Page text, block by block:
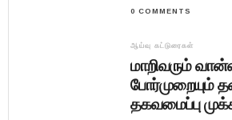
0 COMMENTS
ஆய்வு கட்டுரைகள்
மாறிவரும்
போர்முறையும்
தகவமைப்பு